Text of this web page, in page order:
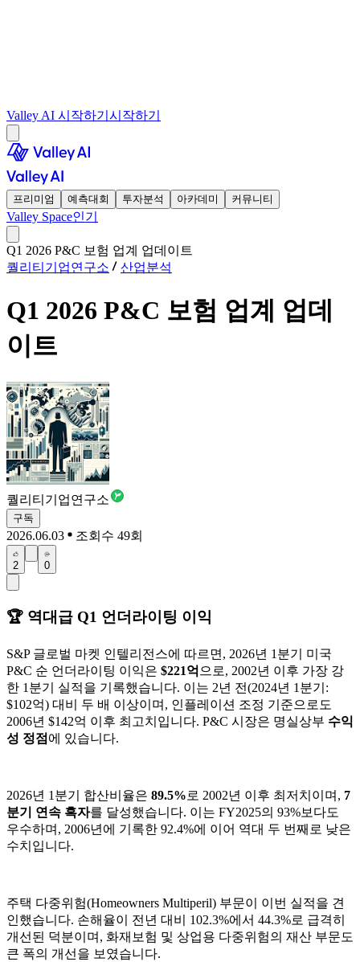
Valley AI 시작하기 시작하기
프리미엄 예측대회 투자분석 아카데미 커뮤니티
Valley Space인기
Q1 2026 P&C 보험 업계 업데이트
퀄리티기업연구소
산업분석
Q1 2026 P&C 보험 업계 업데
이트
퀄리티기업연구소
구독
2026.06.03 조회수 49회
2 0
🏆 역대급 Q1 언더라이팅 이익
S&P 글로벌 마켓 인텔리전스에 따르면, 2026년 1분기 미국
P&C 순 언더라이팅 이익은 $221억 으로, 2002년 이후 가장 강
한 1분기 실적을 기록했습니다. 이는 2년 전(2024년 1분기:
$102억) 대비 두 배 이상이며, 인플레이션 조정 기준으로도
2006년 $142억 이후 최고치입니다. P&C 시장은 명실상부 수익
성 정점 에 있습니다.
2026년 1분기 합산비율은 89.5%로 2002년 이후 최저치이며, 7
분기 연속 흑자를 달성했습니다. 이는 FY2025의 93%보다도
우수하며, 2006년에 기록한 92.4%에 이어 역대 두 번째로 낮은
수치입니다.
주택 다중위험(Homeowners Multiperil) 부문이 이번 실적을 견
인했습니다. 손해율이 전년 대비 102.3%에서 44.3%로 급격히
개선된 덕분이며, 화재보험 및 상업용 다중위험의 재산 부문도
큰 폭의 개선을 보였습니다.